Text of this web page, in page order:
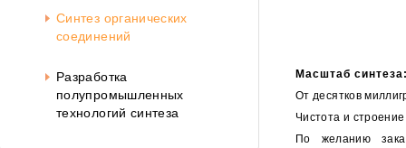
Синтез органических
соединений
Разработка
полупромышленных
технологий синтеза
Масштаб
От десятков
Чистота и
По желанию